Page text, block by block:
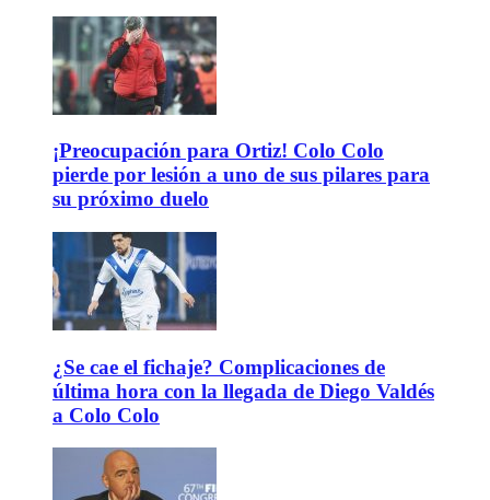
¡Preocupación para Ortiz! Colo Colo
pierde por lesión a uno de sus pilares para
su próximo duelo
¿Se cae el fichaje? Complicaciones de
última hora con la llegada de Diego Valdés
a Colo Colo